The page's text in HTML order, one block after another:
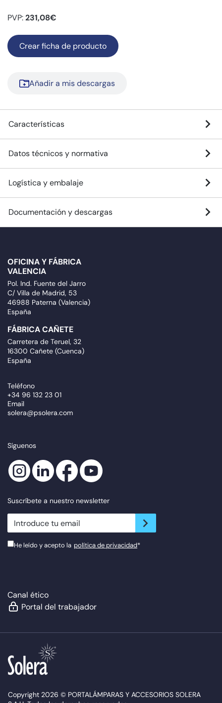
PVP:231,08€
Crear ficha de producto
Añadir a mis descargas
Características
Datos técnicos y normativa
Logística y embalaje
Documentación y descargas
OFICINA Y FÁBRICA
VALENCIA
Pol. Ind. Fuente del Jarro
C/ Villa de Madrid, 53
46988 Paterna (Valencia)
España
FÁBRICA CAÑETE
Carretera de Teruel, 32
16300 Cañete (Cuenca)
España
Teléfono
+34 96 132 23 01
Email
solera@psolera.com
Síguenos
Suscríbete a nuestro newsletter
newsletter.suscribe
He leído y acepto la política de privacidad*
Canal ético
Portal del trabajador
Copyright 2026 © PORTALÁMPARAS Y ACCESORIOS SOLERA